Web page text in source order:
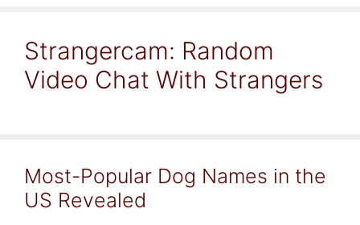
Strangercam: Random
Video Chat With Strangers
Most-Popular Dog Names in the
US Revealed